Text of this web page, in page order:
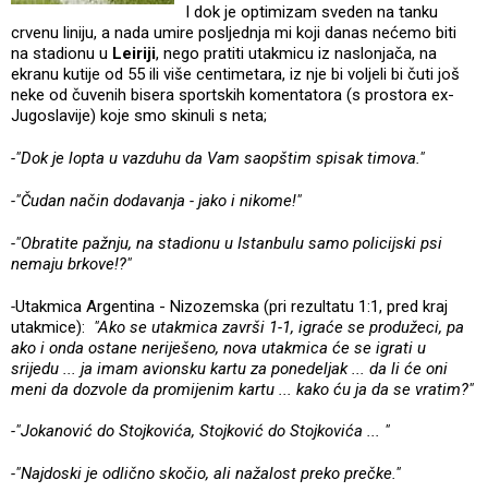
I dok je optimizam sveden na tanku
crvenu liniju, a nada umire posljednja mi koji danas nećemo biti
na stadionu u Leiriji, nego pratiti utakmicu iz naslonjača, na
ekranu kutije od 55 ili više centimetara, iz nje bi voljeli bi čuti još
neke od čuvenih bisera sportskih komentatora (s prostora ex-
Jugoslavije) koje smo skinuli s neta;
-"Dok je lopta u vazduhu da Vam saopštim spisak timova."
-"Čudan način dodavanja - jako i nikome!"
-"Obratite pažnju, na stadionu u Istanbulu samo policijski psi
nemaju brkove!?"
-Utakmica Argentina - Nizozemska (pri rezultatu 1:1, pred kraj
utakmice): "Ako se utakmica završi 1-1, igraće se produžeci, pa
ako i onda ostane neriješeno, nova utakmica će se igrati u
srijedu ... ja imam avionsku kartu za ponedeljak ... da li će oni
meni da dozvole da promijenim kartu ... kako ću ja da se vratim?"
-"Jokanović do Stojkovića, Stojković do Stojkovića ... "
-"Najdoski je odlično skočio, ali nažalost preko prečke."